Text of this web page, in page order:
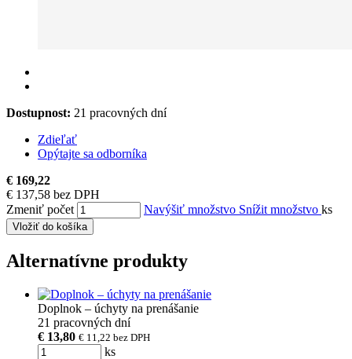
Dostupnost: 21 pracovných dní
Zdieľať
Opýtajte sa odborníka
€ 169,22
€ 137,58 bez DPH
Zmeniť počet
Navýšiť množstvo Snížit množstvo ks
Vložiť do košíka
Alternatívne produkty
Doplnok – úchyty na prenášanie
21 pracovných dní
€ 13,80 € 11,22 bez DPH
ks